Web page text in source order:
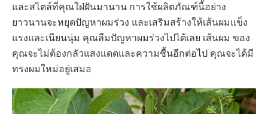
และสไตล์ที่คุณใฝ่ฝันมานาน การใช้ผลิตภัณฑ์นี้อย่าง
ยาวนานจะหยุดปัญหาผมร่วง และเสริมสร้างให้เส้นผมแข็ง
แรงและเนียนนุ่ม คุณลืมปัญหาผมร่วงไปได้เลย เส้นผม ของ
คุณจะไม่ต้องกลัวแสงแดดและความชื้นอีกต่อไป คุณจะได้มี
ทรงผมใหม่อยู่เสมอ